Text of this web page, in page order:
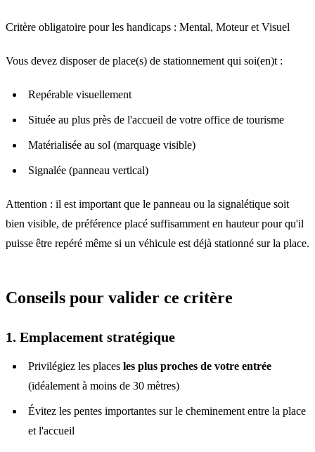
Critère obligatoire pour les handicaps : Mental, Moteur et Visuel
Vous devez disposer de place(s) de stationnement qui soi(en)t :
Repérable visuellement
Située au plus près de l'accueil de votre office de tourisme
Matérialisée au sol (marquage visible)
Signalée (panneau vertical)
Attention : il est important que le panneau ou la signalétique soit
bien visible, de préférence placé suffisamment en hauteur pour qu'il
puisse être repéré même si un véhicule est déjà stationné sur la place.
Conseils pour valider ce critère
1. Emplacement stratégique
Privilégiez les places les plus proches de votre entrée
(idéalement à moins de 30 mètres)
Évitez les pentes importantes sur le cheminement entre la place
et l'accueil